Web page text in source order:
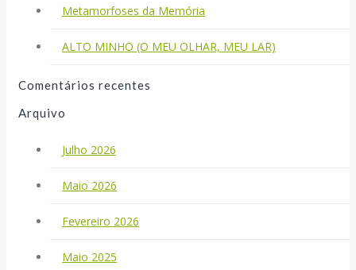
Metamorfoses da Memória
ALTO MINHO (O MEU OLHAR, MEU LAR)
Comentários recentes
Arquivo
Julho 2026
Maio 2026
Fevereiro 2026
Maio 2025